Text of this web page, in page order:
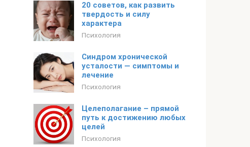
20 советов, как развить
твердость и силу
характера
Психология
Синдром хронической
усталости — симптомы и
лечение
Психология
Целеполагание – прямой
путь к достижению любых
целей
Психология